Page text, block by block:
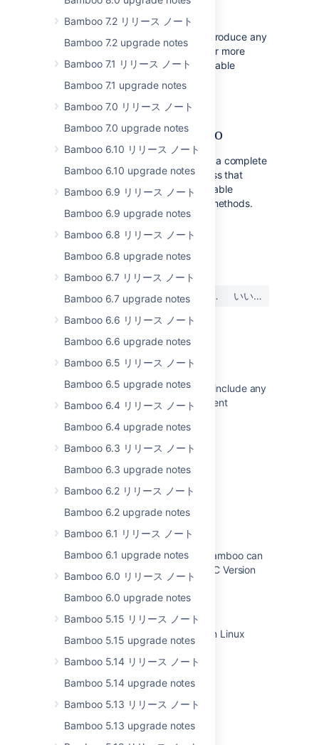
Bamboo 7.2 リリース ノート
Bamboo 7.2 upgrade notes
Bamboo 7.1 リリース ノート
Bamboo 7.1 upgrade notes
Bamboo 7.0 リリース ノート
Bamboo 7.0 upgrade notes
Bamboo 6.10 リリース ノート
Bamboo 6.10 upgrade notes
Bamboo 6.9 リリース ノート
Bamboo 6.9 upgrade notes
Bamboo 6.8 リリース ノート
Bamboo 6.8 upgrade notes
Bamboo 6.7 リリース ノート
Bamboo 6.7 upgrade notes
Bamboo 6.6 リリース ノート
Bamboo 6.6 upgrade notes
Bamboo 6.5 リリース ノート
Bamboo 6.5 upgrade notes
Bamboo 6.4 リリース ノート
Bamboo 6.4 upgrade notes
Bamboo 6.3 リリース ノート
Bamboo 6.3 upgrade notes
Bamboo 6.2 リリース ノート
Bamboo 6.2 upgrade notes
Bamboo 6.1 リリース ノート
Bamboo 6.1 upgrade notes
Bamboo 6.0 リリース ノート
Bamboo 6.0 upgrade notes
Bamboo 5.15 リリース ノート
Bamboo 5.15 upgrade notes
Bamboo 5.14 リリース ノート
Bamboo 5.14 upgrade notes
Bamboo 5.13 リリース ノート
Bamboo 5.13 upgrade notes
ームの変更
This release of Bamboo does not introduce any
changes to supported platforms.
For more
information about what the latest stable
release of Bamboo supports, see
Supported platforms
How to upgrade Bamboo
for a complete
walk-through of the upgrade process that
includes descriptions of all the available
upgrade paths, prerequisites, and methods.
か?
はい いいえ
関連コンテンツ
The Bamboo Release Notes should include any
changes made to the agent and agent
Bamboo 5.10 upgrade guidelines
Changes for 5.10
Bamboo Upgrade - Quick Guides
Upgrade from Bamboo 5.9 fails on
UpgradeTask5914
Bamboo upgrade fails with error "Bamboo can
be upgraded to version() only for DC Version
License"
Upgrading Bamboo 5.14 to latest on Linux
Changes for 5.2
Changes for 5.3